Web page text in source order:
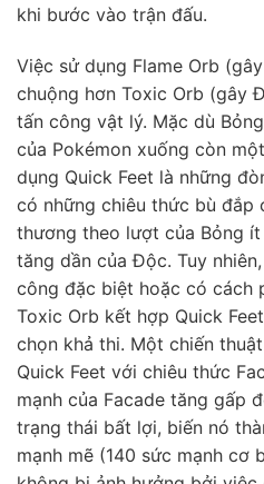
khi bước vào trận đấu.
Việc sử dụng Flame Orb
chuộng hơn Toxic Orb (gây
tấn công vật lý. Mặc dù
của Pokémon xuống còn
dụng Quick Feet là những
có những chiêu thức bù đắp
thương theo lượt của Bỏng
tăng dần của Độc. Tuy
công đặc biệt hoặc có cách
Toxic Orb kết hợp Quick
chọn khả thi. Một chiến
Quick Feet với chiêu thức
mạnh của Facade tăng gấp
trạng thái bất lợi, biến nó
mạnh mẽ (140 sức mạnh cơ